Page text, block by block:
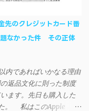
32 ビット版か 64 ビッ
ファイルを解凍後、
いました）フォルダの
ートがある場合は起動
ロードしましょう。 ダ
Utilsフォルダ へ貼り付
用できます。 起動方法
て SAO Utils.exe を起動
のクレジットカード番
題なかった件 その正体
内であればいかなる理由
返品文化に則った制度
ます。先日も購入した
。 私はこのApple